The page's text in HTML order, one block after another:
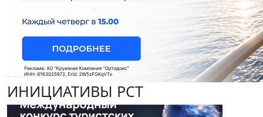
ИНИЦИАТИВЫ РСТ